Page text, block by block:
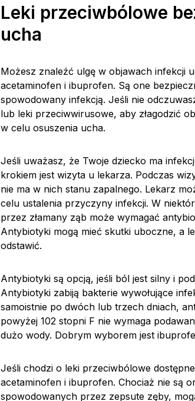
Leki przeciwbólowe
ucha
Możesz znaleźć ulgę w objawach infekcji
acetaminofen i ibuprofen. Są one
spowodowany infekcją. Jeśli nie
lub leki przeciwwirusowe, aby złagodzić
w celu osuszenia ucha.
Jeśli uważasz, że Twoje dziecko ma
krokiem jest wizyta u lekarza. Podczas
nie ma w nich stanu zapalnego. Lekarz
celu ustalenia przyczyny infekcji. W
przez złamany ząb może wymagać
Antybiotyki mogą mieć skutki uboczne, a
odstawić.
Antybiotyki są opcją, jeśli ból jest silny i
Antybiotyki zabiją bakterie wywołujące
samoistnie po dwóch lub trzech dniach,
powyżej 102 stopni F nie wymaga
dużo wody. Dobrym wyborem jest
Jeśli chodzi o leki przeciwbólowe
acetaminofen i ibuprofen. Chociaż nie są
spowodowanych przez zepsute zęby,